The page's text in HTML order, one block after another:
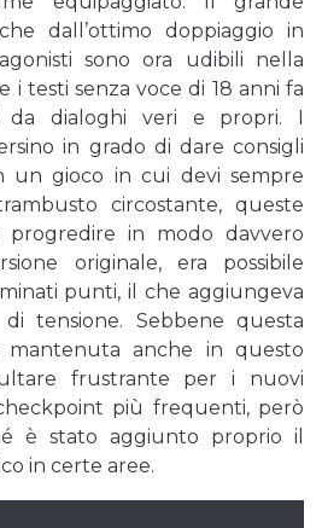
dall’ottimo doppiaggio in
sono ora udibili nella
i testi senza voce di 18 anni fa
da dialoghi veri e propri. I
in grado di dare consigli
un gioco in cui devi sempre
circostante, queste
in modo davvero
originale, era possibile
punti, il che aggiungeva
tensione. Sebbene questa
mantenuta anche in questo
frustrante per i nuovi
più frequenti, però
è stato aggiunto proprio il
in certe aree.